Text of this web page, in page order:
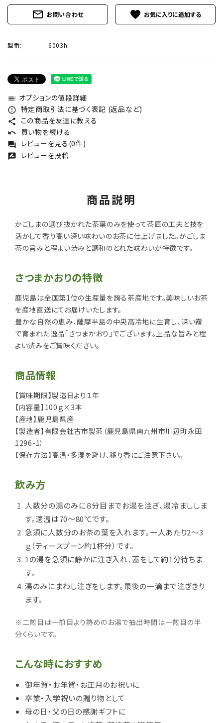
mail_outline お問い合わせ favorite
型番: 6003h
toc オプションの値段詳細
error_outline 特定商取引法に基づく表記 (返品など)
share この商品を友達に教える
undo 買い物を続ける
forum レビューを見る(0件)
rate_review レビューを投稿
商品説明
かごしまの選び抜かれた茶葉のみを使って茶匠の工夫と技を
活かして香り高い深い味わいのお茶に仕上げました。かごしま
茶の旨みと程よい渋みと調和のとれた味わいが特徴です。
さつまかおりの特徴
鹿児島は全国第1位の生産量を誇る茶産地です。美味しいお茶
を産地直送にてお届けいたします。
豊かな自然の恵み、薩摩半島の中央高冷地に生育し、深い霧
で育まれた逸品「さつまかおり」でございます。上品な旨みと程
よい渋みをご賞味ください。
商品情報
【賞味期限】製造日より１年
【内容量】100ｇ×3本
【産地】鹿児島県産
【製造者】有限会社古市製茶（鹿児島県南九州市川辺町永田
1296-1）
【保存方法】高温・多湿を避け、移り香にご注意下さい。
飲み方
人数分の湯のみに８分目までお湯を注ぎ、湯冷まししま
す。適温は70～80℃です。
急須に人数分のお茶の葉を入れます。一人あたり2～3
ｇ（ティースプーン約1杯分）です。
1の湯を急須に静かに注ぎ入れ、蓋をして約1分待ちま
す。
湯のみにまわし注ぎをします。最後の一滴まで注ぎきり
ます。
※二煎目は一煎目より熱めのお湯で抽出時間は一煎目の半
分くらいです。
こんな時におすすめ
御年賀・お年賀・お正月のお祝いに
卒業・入学祝いの贈り物として
母の日・父の日の感謝ギフトに